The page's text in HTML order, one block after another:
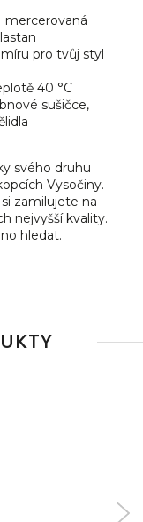
mercerovaná
pro tvůj styl
40 °C
sušičce,
svého druhu
Vysočiny.
zamilujete na
nejvyšší kvality.
hledat.